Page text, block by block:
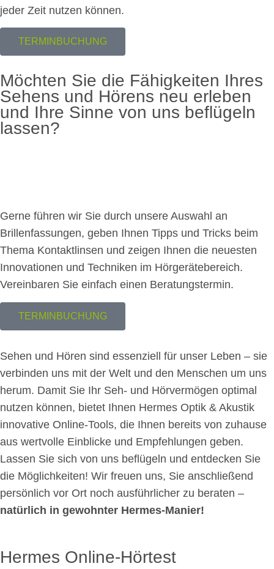
jeder Zeit nutzen können.
TERMINBUCHUNG
Möchten Sie die Fähigkeiten Ihres
Sehens und Hörens neu erleben
und Ihre Sinne von uns beflügeln
lassen?
Gerne führen wir Sie durch unsere Auswahl an
Brillenfassungen, geben Ihnen Tipps und Tricks beim
Thema Kontaktlinsen und zeigen Ihnen die neuesten
Innovationen und Techniken im Hörgerätebereich.
Vereinbaren Sie einfach einen Beratungstermin.
TERMINBUCHUNG
Sehen und Hören sind essenziell für unser Leben – sie
verbinden uns mit der Welt und den Menschen um uns
herum. Damit Sie Ihr Seh- und Hörvermögen optimal
nutzen können, bietet Ihnen Hermes Optik & Akustik
innovative Online-Tools, die Ihnen bereits von zuhause
aus wertvolle Einblicke und Empfehlungen geben.
Lassen Sie sich von uns beflügeln und entdecken Sie
die Möglichkeiten! Wir freuen uns, Sie anschließend
persönlich vor Ort noch ausführlicher zu beraten –
natürlich in gewohnter Hermes-Manier!
Hermes Online-Hörtest